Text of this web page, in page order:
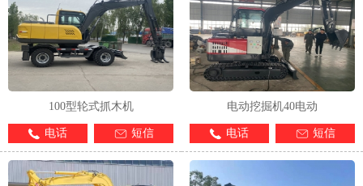
1 3 4
100型轮式抓木机
电话 短信
电动挖掘机40电动
电话 短信